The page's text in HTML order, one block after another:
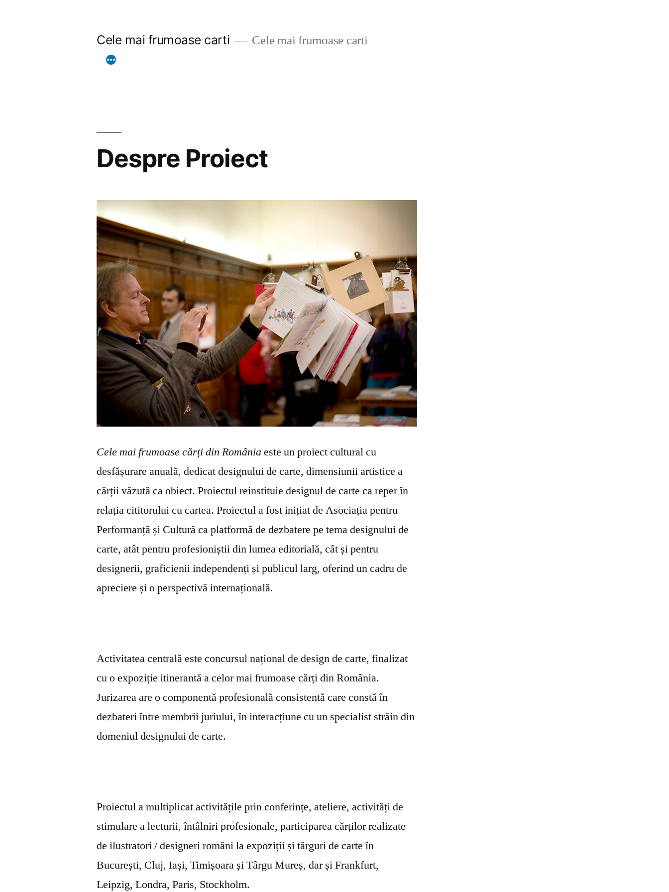
Cele mai frumoase carti Cele mai frumoase carti
Despre Proiect
Cele mai frumoase cărțidin România este un proiect cultural cu
desfășurare anuală, dedicat designului de carte, dimensiunii artistice a
cărții văzută ca obiect. Proiectul reinstituie designul de carte ca reper în
relația cititorului cu cartea. Proiectul a fost inițiat de Asociația pentru
Performanță și Cultură ca platformă de dezbatere pe tema designului de
carte, atât pentru profesioniștii din lumea editorială, cât și pentru
designerii, graficienii independenți și publicul larg, oferind un cadru de
apreciere și o perspectivă internațională.
Activitatea centrală este concursul național de design de carte, finalizat
cu o expoziție itinerantă a celor mai frumoase cărți din România.
Jurizarea are o componentă profesională consistentă care constă în
dezbateri între membrii juriului, în interacțiune cu un specialist străin din
domeniul designului de carte.
Proiectul a multiplicat activitățile prin conferințe, ateliere, activități de
stimulare a lecturii, întâlniri profesionale, participarea cărților realizate
de ilustratori / designeri români la expoziții și târguri de carte în
București, Cluj, Iași, Timișoara și Târgu Mureș, dar și Frankfurt,
Leipzig, Londra, Paris, Stockholm.